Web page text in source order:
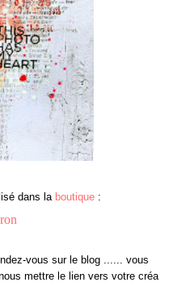
dans la boutique :
vous sur le blog ...... vous
mettre le lien vers votre créa